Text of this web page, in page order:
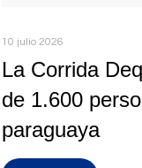
10 julio 2026
La Corrida
de 1.600
paraguaya